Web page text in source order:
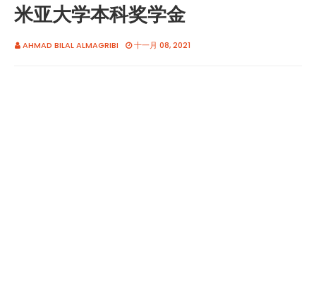
米亚大学本科奖学金
AHMAD BILAL ALMAGRIBI 十一月 08, 2021